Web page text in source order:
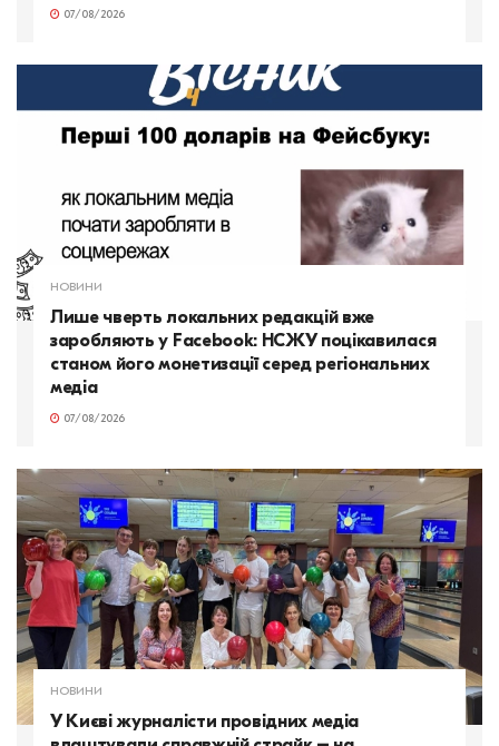
07/08/2026
НОВИНИ
Лише чверть локальних редакцій вже
заробляють у Facebook: НСЖУ поцікавилася
станом його монетизації серед регіональних
медіа
07/08/2026
НОВИНИ
У Києві журналісти провідних медіа